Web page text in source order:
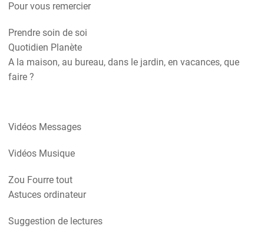
Pour vous remercier
Prendre soin de soi
Quotidien Planète
A la maison, au bureau, dans le jardin, en vacances, que
faire ?
Vidéos Messages
Vidéos Musique
Zou Fourre tout
Astuces ordinateur
Suggestion de lectures